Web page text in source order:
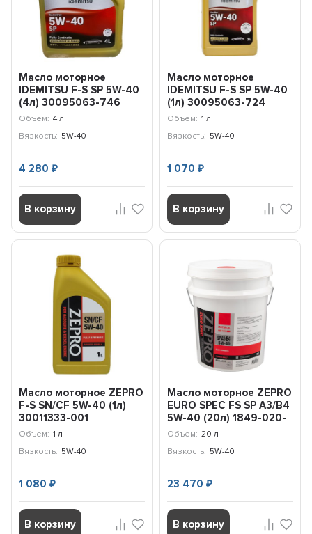
Масло моторное
IDEMITSU F-S SP 5W-40
(4л) 30095063-746
Объем: 4 л
Вязкость: 5W-40
4 280₽
В корзину
Масло моторное
IDEMITSU F-S SP 5W-40
(1л) 30095063-724
Объем: 1 л
Вязкость: 5W-40
1 070 ₽
В корзину
Масло моторное ZEPRO
F-S SN/CF 5W-40 (1л)
30011333-001
Объем: 1 л
Вязкость: 5W-40
1 080₽
В корзину
Масло моторное ZEPRO
EURO SPEC FS SP A3/B4
5W-40 (20л) 1849-020-
0
Объем: 20 л
Вязкость: 5W-40
23 470 ₽
В корзину